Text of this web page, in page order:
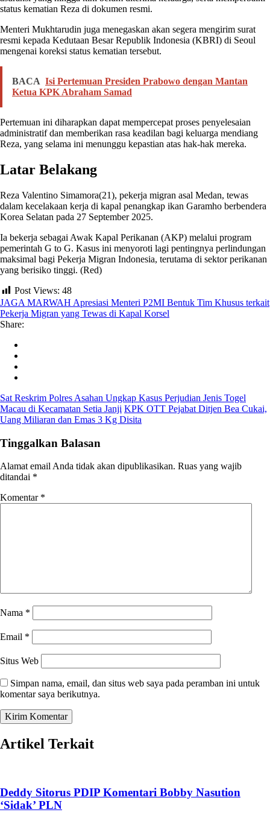
status kematian Reza di dokumen resmi.
Menteri Mukhtarudin juga menegaskan akan segera mengirim surat
resmi kepada Kedutaan Besar Republik Indonesia (KBRI) di Seoul
mengenai koreksi status kematian tersebut.
BACA Isi Pertemuan Presiden Prabowo dengan Mantan
Ketua KPK Abraham Samad
Pertemuan ini diharapkan dapat mempercepat proses penyelesaian
administratif dan memberikan rasa keadilan bagi keluarga mendiang
Reza, yang selama ini menunggu kepastian atas hak-hak mereka.
Latar Belakang
Reza Valentino Simamora(21), pekerja migran asal Medan, tewas
dalam kecelakaan kerja di kapal penangkap ikan Garamho berbendera
Korea Selatan pada 27 September 2025.
Ia bekerja sebagai Awak Kapal Perikanan (AKP) melalui program
pemerintah G to G. Kasus ini menyoroti lagi pentingnya perlindungan
maksimal bagi Pekerja Migran Indonesia, terutama di sektor perikanan
yang berisiko tinggi. (Red)
Post Views: 48
JAGA MARWAH Apresiasi Menteri P2MI Bentuk Tim Khusus terkait
Pekerja Migran yang Tewas di Kapal Korsel
Share:
Sat Reskrim Polres Asahan Ungkap Kasus Perjudian Jenis Togel
Macau di Kecamatan Setia Janji KPK OTT Pejabat Ditjen Bea Cukai,
Uang Miliaran dan Emas 3 Kg Disita
Tinggalkan Balasan
Alamat email Anda tidak akan dipublikasikan. Ruas yang wajib
ditandai *
Komentar *
Nama *
Email *
Situs Web
Simpan nama, email, dan situs web saya pada peramban ini untuk
komentar saya berikutnya.
Artikel Terkait
Deddy Sitorus PDIP Komentari Bobby Nasution
‘Sidak’ PLN